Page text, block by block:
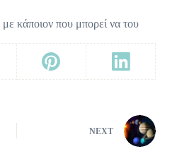
κάποιον που μπορεί να του
NEXT